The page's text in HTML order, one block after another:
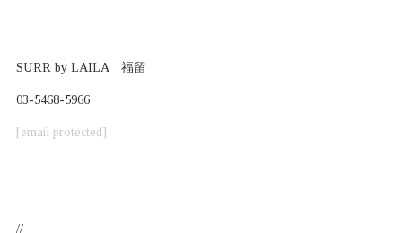
SURR by LAILA 福留
03-5468-5966
[email protected]
//